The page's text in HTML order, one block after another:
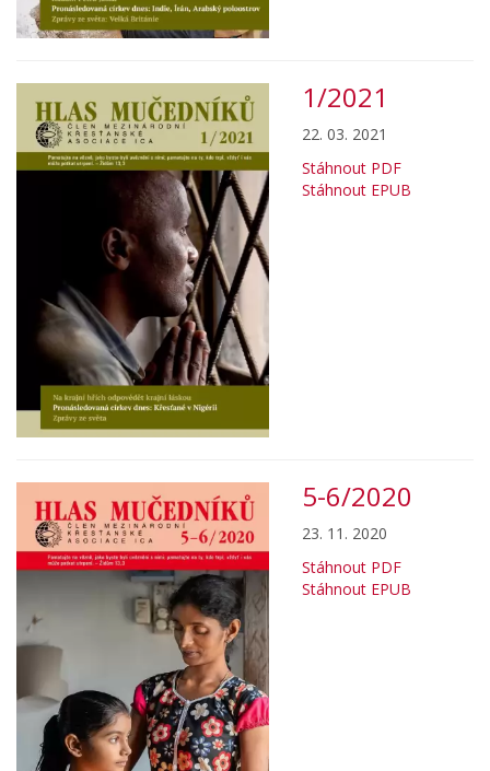
1/2021
22. 03. 2021
Stáhnout PDF
Stáhnout EPUB
5-6/2020
23. 11. 2020
Stáhnout PDF
Stáhnout EPUB